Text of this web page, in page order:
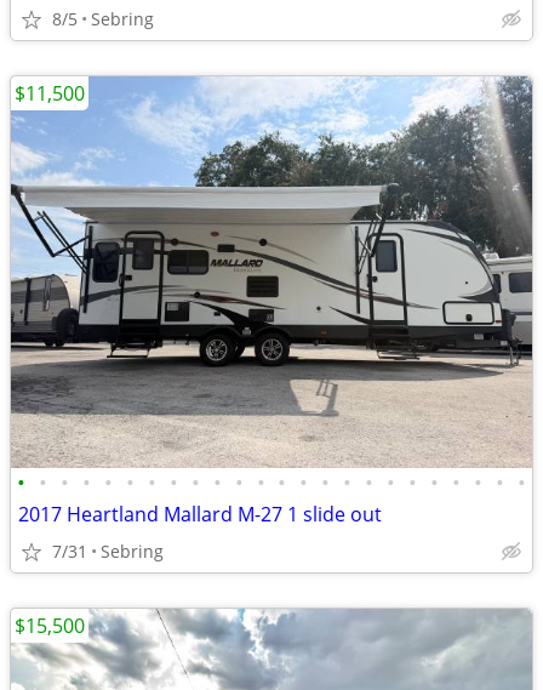
8/5 Sebring
• • • • • • • • • • • • • • • • • • • • • • • •
2017 Heartland Mallard M-27 1 slide out
7/31 Sebring
$11,500
$15,500